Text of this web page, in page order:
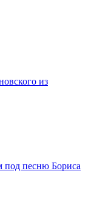
из
под песню Бориса